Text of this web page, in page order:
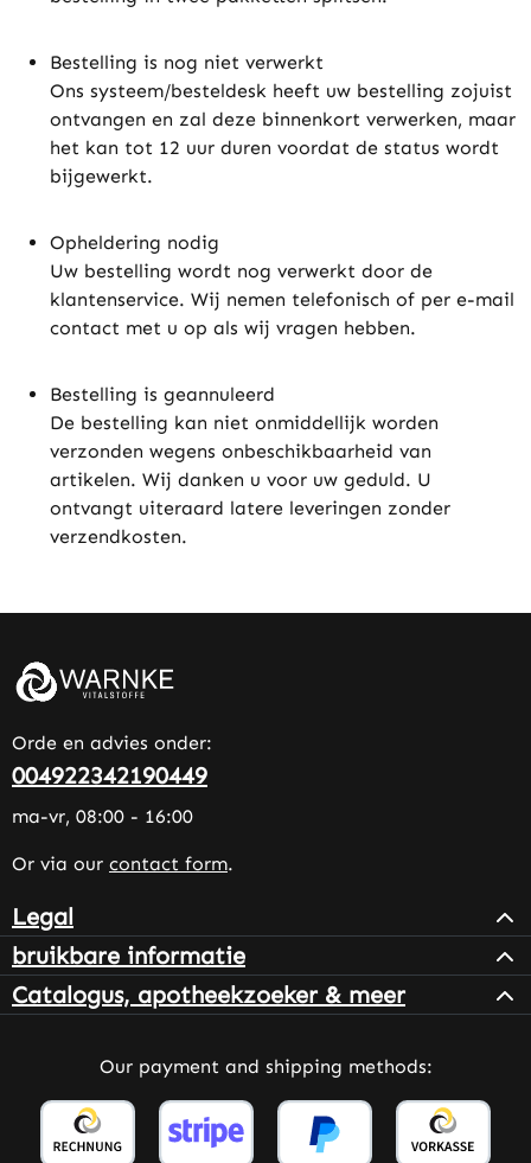
Bestelling is nog niet verwerkt
Ons systeem/besteldesk heeft uw bestelling zojuist
ontvangen en zal deze binnenkort verwerken, maar
het kan tot 12 uur duren voordat de status wordt
bijgewerkt.
Opheldering nodig
Uw bestelling wordt nog verwerkt door de
klantenservice. Wij nemen telefonisch of per e-mail
contact met u op als wij vragen hebben.
Bestelling is geannuleerd
De bestelling kan niet onmiddellijk worden
verzonden wegens onbeschikbaarheid van
artikelen. Wij danken u voor uw geduld. U
ontvangt uiteraard latere leveringen zonder
verzendkosten.
Orde en advies onder:
004922342190449
ma-vr, 08:00 - 16:00
Or via our contact form.
Legal
bruikbare informatie
Catalogus, apotheekzoeker & meer
Our payment and shipping methods: